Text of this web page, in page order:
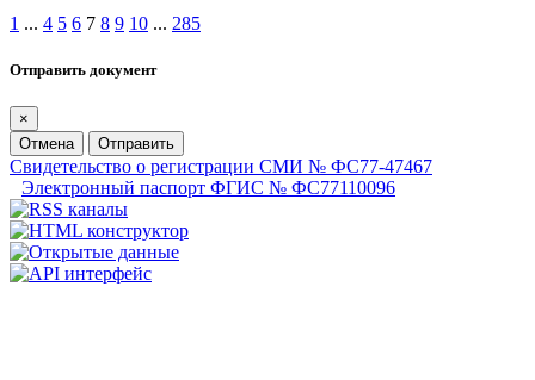
1 ... 4 5 6 7 8 9 10 ... 285
Отправить документ
×
Отмена
Отправить
Свидетельство о регистрации СМИ № ФС77-47467
Электронный паспорт ФГИС № ФС77110096